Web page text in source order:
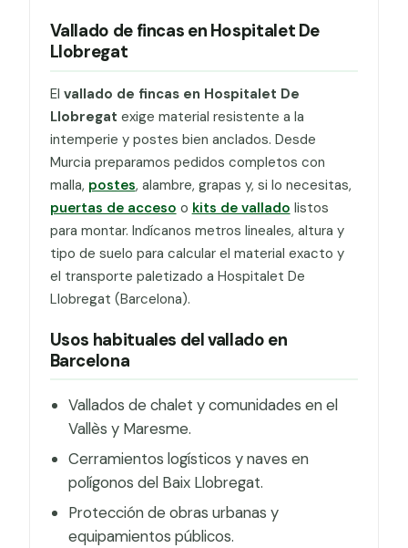
Vallado de fincas en Hospitalet De
Llobregat
El vallado de fincas en Hospitalet De
Llobregat exige material resistente a la
intemperie y postes bien anclados. Desde
Murcia preparamos pedidos completos con
malla, postes, alambre, grapas y, si lo necesitas,
puertas de acceso o kits de vallado listos
para montar. Indícanos metros lineales, altura y
tipo de suelo para calcular el material exacto y
el transporte paletizado a Hospitalet De
Llobregat (Barcelona).
Usos habituales del vallado en
Barcelona
Vallados de chalet y comunidades en el
Vallès y Maresme.
Cerramientos logísticos y naves en
polígonos del Baix Llobregat.
Protección de obras urbanas y
equipamientos públicos.